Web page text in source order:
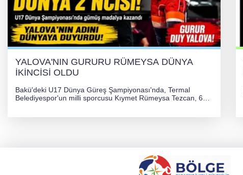
YALOVA'NIN GURURU RÜMEYSA DÜNYA
İKİNCİSİ OLDU
Bakü'deki U17 Dünya Güreş Şampiyonası'nda, Termal
Belediyespor'un milli sporcusu Kıymet Rümeysa Tezcan, 69